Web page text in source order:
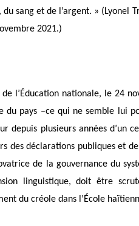
sang et de l’argent. » (Lyonel
2021.)
l’Éducation nationale, le 24
du pays –ce qui ne semble lui
depuis plusieurs années d’un
des déclarations publiques et
de la gouvernance du
linguistique, doit être
du créole dans l’École